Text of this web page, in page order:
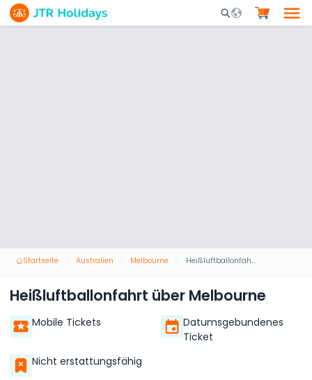
Mobile Search
Startseite Australien Melbourne Heißluftballonfahrt über Melbourne
Heißluftballonfahrt über Melbourne
Mobile Tickets
Datumsgebundenes
Ticket
Nicht erstattungsfähig